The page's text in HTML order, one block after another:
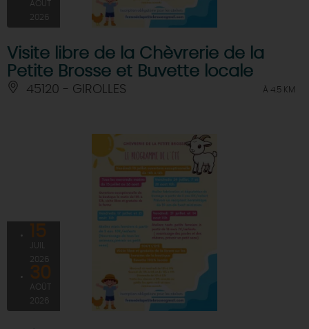
AOÛT
2026
Visite libre de la Chèvrerie de la
Petite Brosse et Buvette locale
45120 - GIROLLES À 4.5 KM
15
2026
30
AOÛT
2026